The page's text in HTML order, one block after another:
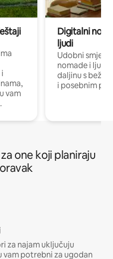
vam
Digitalni
ljudi
Udobni
nomade i ljude
daljinu s
i posebnim
one koji planiraju
za najam uključuju
vam potrebni za ugodan